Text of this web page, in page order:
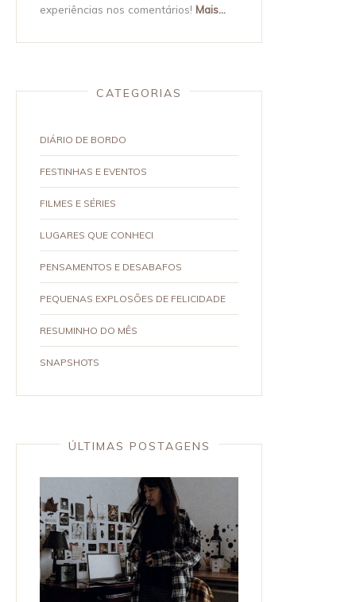
experiências nos comentários! Mais...
CATEGORIAS
DIÁRIO DE BORDO
FESTINHAS E EVENTOS
FILMES E SÉRIES
LUGARES QUE CONHECI
PENSAMENTOS E DESABAFOS
PEQUENAS EXPLOSÕES DE FELICIDADE
RESUMINHO DO MÊS
SNAPSHOTS
ÚLTIMAS POSTAGENS